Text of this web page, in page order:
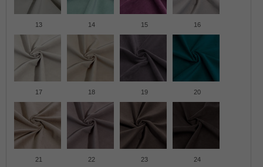
13 14 15 16
17 18 19 20
21 22 23 24